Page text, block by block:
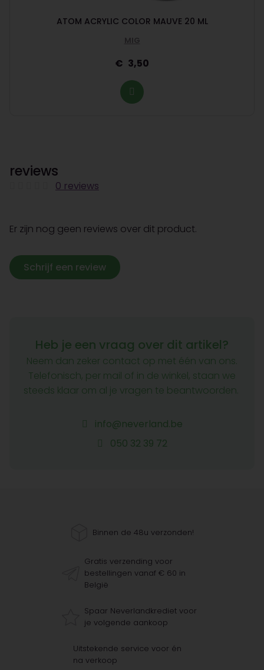
ATOM ACRYLIC COLOR MAUVE 20 ML
MIG
3,50
reviews
0 reviews
Er zijn nog geen reviews over dit product.
Schrijf een review
Heb je een vraag over dit artikel?
Neem dan zeker contact op met één van ons.
Telefonisch, per mail of in de winkel, staan we
steeds klaar om al je vragen te beantwoorden.
info@neverland.be
050 32 39 72
Binnen de 48u verzonden!
Gratis verzending voor
bestellingen vanaf € 60 in
België
Spaar Neverlandkrediet voor
je volgende aankoop
Uitstekende service voor én
na verkoop